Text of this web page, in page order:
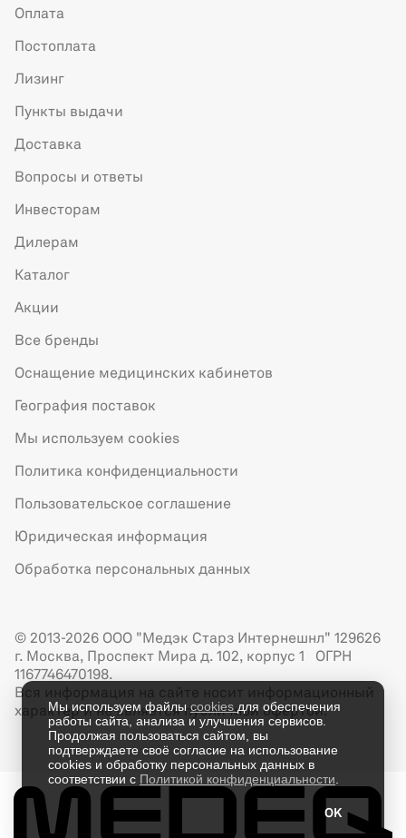
Оплата
Постоплата
Лизинг
Пункты выдачи
Доставка
Вопросы и ответы
Инвесторам
Дилерам
Каталог
Акции
Все бренды
Оснащение медицинских кабинетов
География поставок
Мы используем cookies
Политика конфиденциальности
Пользовательское соглашение
Юридическая информация
Обработка персональных данных
© 2013-2026 ООО "Медэк Старз Интернешнл" 129626
г. Москва, Проспект Мира д. 102, корпус 1 ОГРН
1167746470198.
Вся информация на сайте носит информационный
характер и не является публичной офертой.
Мы используем файлыcookies для обеспечения
работы сайта, анализа и улучшения сервисов.
Продолжая пользоваться сайтом, вы
подтверждаете своё согласие на использование
cookies и обработку персональных данных в
соответствии с Политикой конфиденциальности
OK